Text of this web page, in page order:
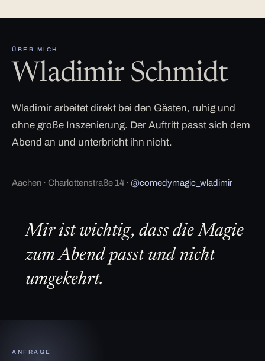
ÜBER MICH
Wladimir Schmidt
Wladimir arbeitet direkt bei den Gästen, ruhig und
ohne große Inszenierung. Der Auftritt passt sich dem
Abend an und unterbricht ihn nicht.
Aachen · Charlottenstraße 14 · @comedymagic_wladimir
Mir ist wichtig, dass die Magie
zum Abend passt und nicht
umgekehrt.
ANFRAGE